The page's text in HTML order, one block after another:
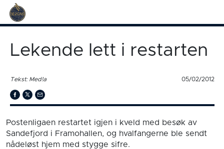
Lekende lett i restarten
Tekst: Med!a 05/02/2012
Postenligaen restartet igjen i kveld med besøk av
Sandefjord i Framohallen, og hvalfangerne ble sendt
nådeløst hjem med stygge sifre.